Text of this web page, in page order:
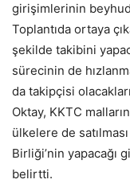
girişimlerinin
Toplantıda ortaya
şekilde takibini
sürecinin de
da takipçisi
Oktay, KKTC
ülkelere de
Birliği’nin yapacağı
belirtti.